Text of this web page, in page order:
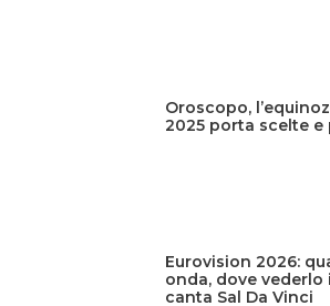
Oroscopo,
2025 porta scelte e
Eurovision 2026:
onda, dove vederlo
canta Sal Da Vinci